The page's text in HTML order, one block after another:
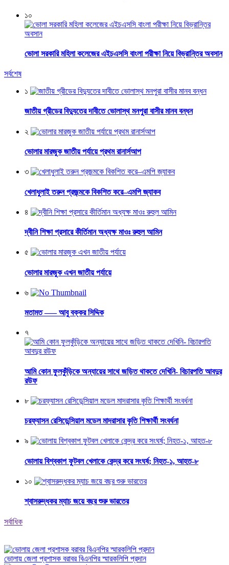
১০
ভোলা সরকারি মহিলা কলেজের এইচএসসি বাংলা পরীক্ষা নিয়ে বিভ্রান্তির অবসান
সর্বশেষ
১
জাতীয় গ্রীডের বিদ্যুতের দাবীতে ভোলাস্থ মনপুরা বাসীর মানব বন্ধন
২
ভোলার মারজুক জাতীয় পর্যায়ে প্রথম রানার্সআপ
৩
খেলাধুলাই তরুন প্রজন্মকে বিকশিত করে–এমপি জ্যাকব
৪
দ্বীনি শিক্ষা প্রসারে কীর্তিমান অধ্যক্ষ মাওঃ রুহুল আমিন
৫
ভোলার মারজুক এখন জাতীয় পর্যায়ে
৬
মতামত —– আবু বক্কর সিদ্দিক
৭
আমি কোন ফুলকুঁড়িকে অন্যায়ের সাথে জড়িত থাকতে দেখিনি- বিচারপতি আবদুর
রউফ
৮
চরফ্যাসন রেসিডেন্সিয়াল মডেল মাদরাসার কৃতি শিক্ষার্থী সংবর্ধনা
৯
ভোলায় বিশ্বকাপ ফুটবল খেলাকে কেন্দ্র করে সংঘর্ষ; নিহত-১, আহত-৮
১০
শ্বাসরুদ্ধকর ম্যাচ জয়ে বছর শুরু ভারতের
সর্বাধিক
ভোলায় জেলা প্রশাসক বরাবর বিএনপির স্মারকলিপি প্রদান